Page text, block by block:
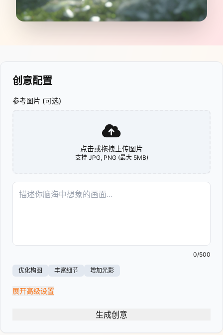
创意配置
参考图片 (可选)
点击或拖拽上传图片
支持 JPG, PNG (最大 5MB)
0/500
优化构图 丰富细节 增加光影
展开高级设置
生成创意